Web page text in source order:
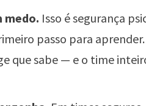
medo. Isso é segurança
passo para
que sabe — e o time